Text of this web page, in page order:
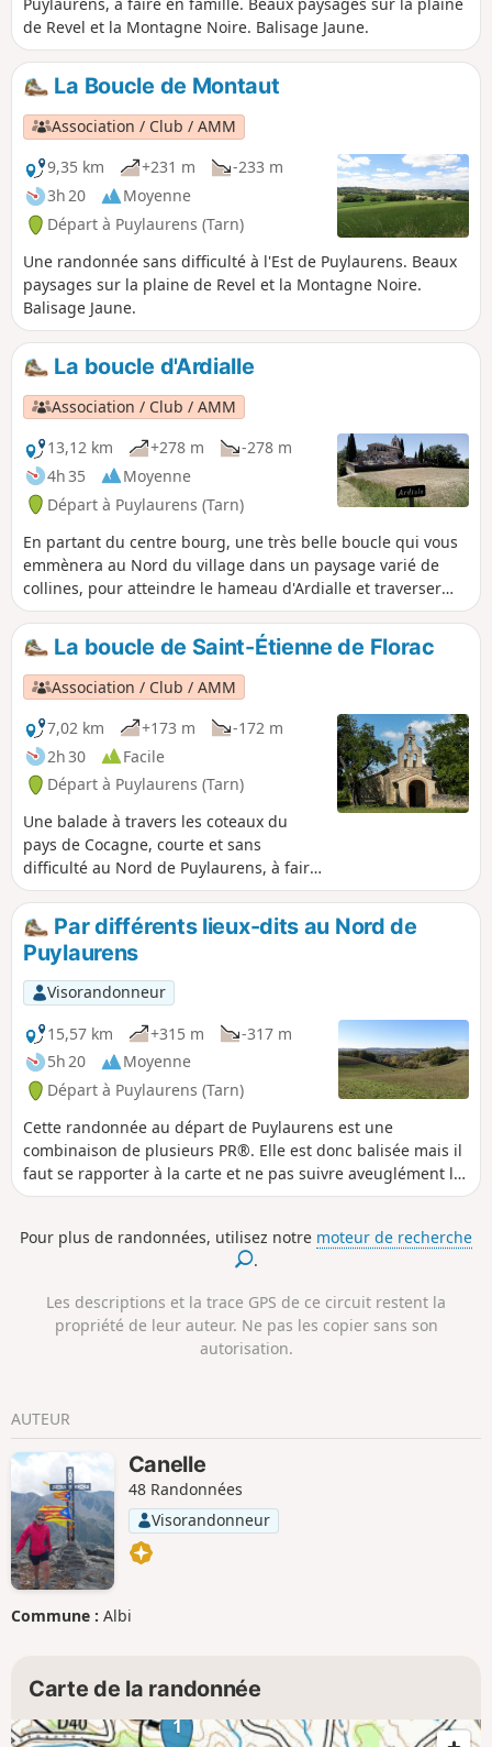
de Revel et la Montagne Noire. Balisage Jaune.
La Boucle de Montaut
Association / Club / AMM
9,35 km
+231 m
-233 m
3h 20
Moyenne
Départ à Puylaurens (Tarn)
Une randonnée sans difficulté à l'Est de Puylaurens. Beaux
paysages sur la plaine de Revel et la Montagne Noire.
Balisage Jaune.
La boucle d'Ardialle
Association / Club / AMM
13,12 km
+278 m
-278 m
4h 35
Moyenne
Départ à Puylaurens (Tarn)
En partant du centre bourg, une très belle boucle qui vous
emmènera au Nord du village dans un paysage varié de
collines, pour atteindre le hameau d'Ardialle et traverser
celui de Saint-Jean avant de remonter vers Puylaurens. À
faire à pied ou en VTT. Balisage Jaune.
La boucle de Saint-Étienne de Florac
Association / Club / AMM
7,02 km
+173 m
-172 m
2h 30
Facile
Départ à Puylaurens (Tarn)
Une balade à travers les coteaux du
pays de Cocagne, courte et sans
difficulté au Nord de Puylaurens, à faire
en famille à pied ou en VTT. Balisage
Jaune.Par différents lieux-dits au Nord de
Puylaurens
Visorandonneur
15,57 km
+315 m
-317 m
5h 20
Moyenne
Départ à Puylaurens (Tarn)
Cette randonnée au départ de Puylaurens est une
combinaison de plusieurs PR®. Elle est donc balisée mais il
faut se rapporter à la carte et ne pas suivre aveuglément le
balisage pour ne pas se perdre dans une mauvaise
Pour plus de randonnées, utilisez notre moteur de recherche
.
Les descriptions et la trace GPS de ce circuit restent la
propriété de leur auteur. Ne pas les copier sans son
autorisation.
AUTEUR
Canelle
48 Randonnées
Visorandonneur
Commune : Albi
Carte de la randonnée
1